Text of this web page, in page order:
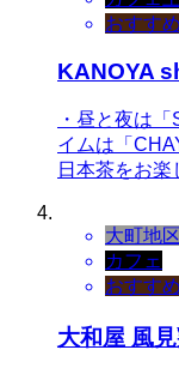
おすす
KANOYA
・昼と夜は
イムは「
日本茶をお
大町地区
カフェ
おすす
大和屋 風